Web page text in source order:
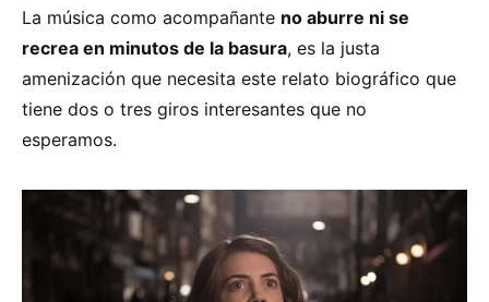
La música como acompañante no aburre ni se
recrea en minutos de la basura, es la justa
amenización que necesita este relato biográfico que
tiene dos o tres giros interesantes que no
esperamos.